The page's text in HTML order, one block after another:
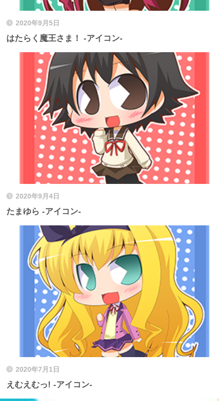
2020年9月5日
はたらく魔王さま！ -アイコン-
2020年9月4日
たまゆら -アイコン-
2020年7月1日
えむえむっ! -アイコン-